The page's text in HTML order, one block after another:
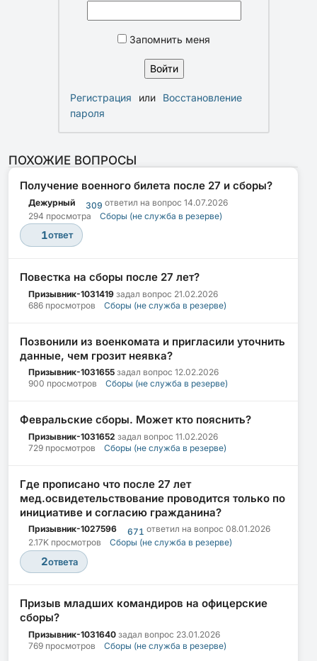
Запомнить меня
Регистрация или
Восстановление
пароля
ПОХОЖИЕ ВОПРОСЫ
Получение военного билета после 27 и сборы?
Дежурный 309 ответил на вопрос 14.07.2026
294 просмотра
Сборы (не служба в резерве)
1ответ
Повестка на сборы после 27 лет?
Призывник-1031419 задал вопрос 21.02.2026
686 просмотров
Сборы (не служба в резерве)
Позвонили из военкомата и пригласили уточнить
данные, чем грозит неявка?
Призывник-1031655 задал вопрос 12.02.2026
900 просмотров
Сборы (не служба в резерве)
Февральские сборы. Может кто пояснить?
Призывник-1031652 задал вопрос 11.02.2026
729 просмотров
Сборы (не служба в резерве)
Где прописано что после 27 лет
мед.освидетельствование проводится только по
инициативе и согласию гражданина?
Призывник-1027596 671 ответил на вопрос 08.01.2026
2.17K просмотров
Сборы (не служба в резерве)
2ответа
Призыв младших командиров на офицерские
сборы?
Призывник-1031640 задал вопрос 23.01.2026
769 просмотров
Сборы (не служба в резерве)